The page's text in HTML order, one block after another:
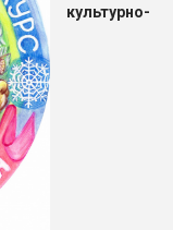
культурно-